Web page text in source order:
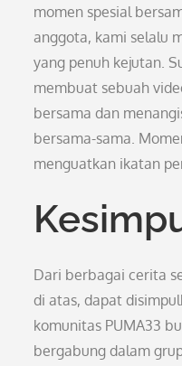
momen spesial
anggota, kami selalu
yang penuh kejutan.
membuat sebuah
bersama dan
bersama-sama.
menguatkan ikatan
Dari berbagai cerita
di atas, dapat
komunitas PUMA33
bergabung dalam